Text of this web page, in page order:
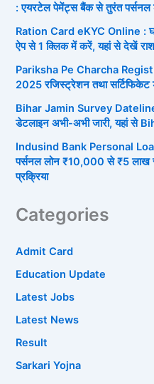
: एयरटेल पेमेंट्स बैंक से तुरंत
Ration Card eKYC Online :
ऐप से 1 क्लिक में करें, यहां से देखें
Pariksha Pe Charcha
2025 रजिस्ट्रेशन तथा सर्टिफिकेट
Bihar Jamin Survey Dateline
डेटलाइन अभी-अभी जारी, यहां से
Indusind Bank Personal
पर्सनल लोन ₹10,000 से ₹5
प्रक्रिया
Categories
Admit Card
Education Update
Latest Jobs
Latest News
Result
Sarkari Yojna